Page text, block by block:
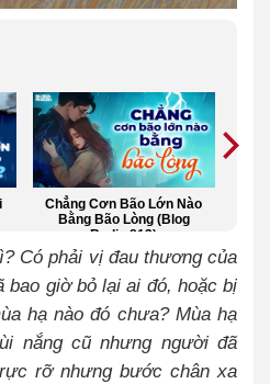
Chẳng Cơn Bão Lớn Nào
Bằng Bão Lòng (Blog
Radio 813)
Có phải vị đau thương của
bao giờ bỏ lại ai đó, hoặc bị
hạ nào đó chưa? Mùa hạ
nắng cũ nhưng người đã
rỡ nhưng bước chân xa